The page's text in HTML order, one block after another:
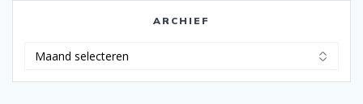
ARCHIEF